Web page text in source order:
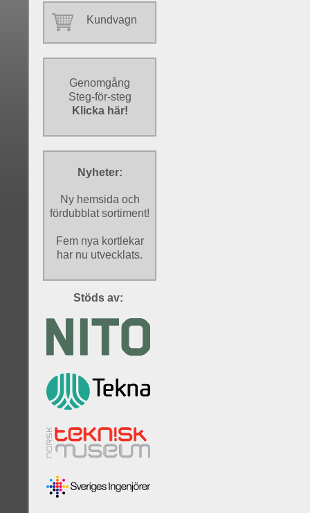
Kundvagn
Genomgång
Steg-för-steg
Klicka här!
Nyheter:
Ny hemsida och
fördubblat sortiment!
Fem nya kortlekar
har nu utvecklats.
Stöds av: